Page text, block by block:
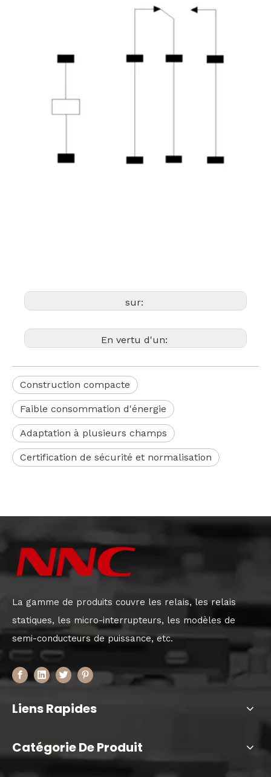
sur:
En vertu d'un:
Construction compacte
Faible consommation d'énergie
Adaptation à plusieurs champs
Certification de sécurité et normalisation
La gamme de produits couvre les relais, les relais
statiques, les micro-interrupteurs, les modèles de
semi-conducteurs de puissance, etc.
Liens Rapides
Catégorie De Produit